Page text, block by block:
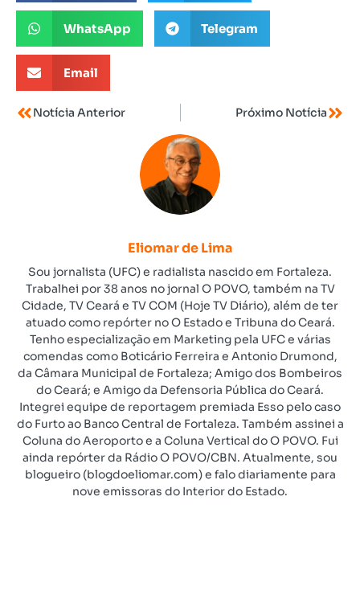
WhatsApp Telegram
Email
Notícia Anterior Próximo Notícia
Eliomar de Lima
Sou jornalista (UFC) e radialista nascido em Fortaleza.
Trabalhei por 38 anos no jornal O POVO, também na TV
Cidade, TV Ceará e TV COM (Hoje TV Diário), além de ter
atuado como repórter no O Estado e Tribuna do Ceará.
Tenho especialização em Marketing pela UFC e várias
comendas como Boticário Ferreira e Antonio Drumond,
da Câmara Municipal de Fortaleza; Amigo dos Bombeiros
do Ceará; e Amigo da Defensoria Pública do Ceará.
Integrei equipe de reportagem premiada Esso pelo caso
do Furto ao Banco Central de Fortaleza. Também assinei a
Coluna do Aeroporto e a Coluna Vertical do O POVO. Fui
ainda repórter da Rádio O POVO/CBN. Atualmente, sou
blogueiro (blogdoeliomar.com) e falo diariamente para
nove emissoras do Interior do Estado.